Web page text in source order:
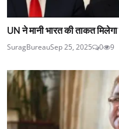
UN ने मानी भारत की ताकत
SuragBureauSep 25, 2025 0 9